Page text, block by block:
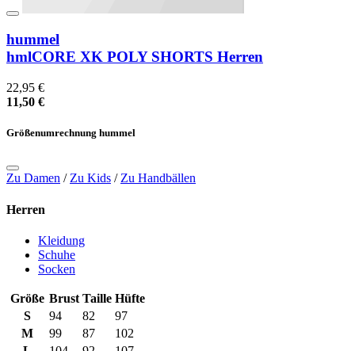
hummel
hmlCORE XK POLY SHORTS Herren
22,95 €
11,50 €
Größenumrechnung hummel
Zu Damen / Zu Kids / Zu Handbällen
Herren
Kleidung
Schuhe
Socken
Größe Brust Taille Hüfte
S
94 82
97
M
99 87
102